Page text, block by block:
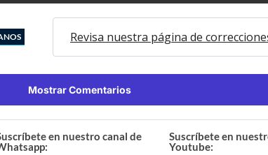
Revisa nuestra página de
Mostrar Comentarios
en nuestro canal de
Suscríbete en
Youtube: